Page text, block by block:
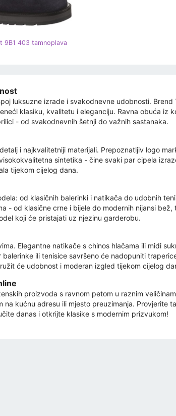
9B1 403 tamnoplava
luksuzne izrade i svakodnevne udobnosti. Brend
klasiku, kvalitetu i eleganciju. Ravna obuća iz
- od svakodnevnih šetnji do važnih sastanaka.
i najkvalitetniji materijali. Prepoznatljiv logo
sintetika - čine svaki par cipela
tijekom cijelog dana.
od klasičnih balerinki i natikača do udobnih
- od klasične crne i bijele do modernih nijansi bež,
koji će pristajati uz njezinu garderobu.
Elegantne natikače s chinos hlačama ili midi
ili tenisice savršeno će nadopuniti
će udobnost i moderan izgled tijekom cijelog
proizvoda s ravnom petom u raznim
kućnu adresu ili mjesto preuzimanja. Provjerite
danas i otkrijte klasike s modernim prizvukom!